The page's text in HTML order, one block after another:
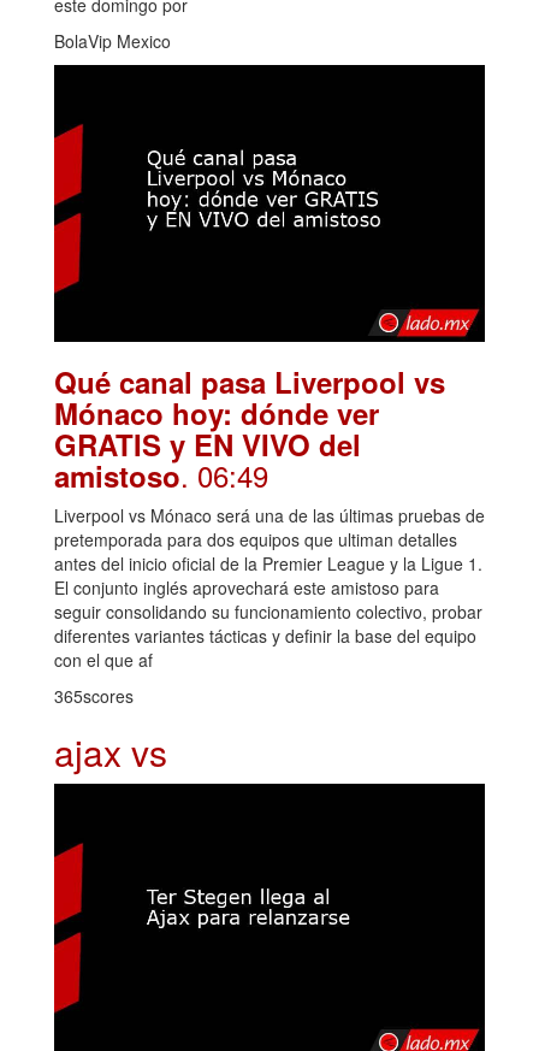
este domingo por
BolaVip Mexico
Qué canal pasa Liverpool vs
Mónaco hoy: dónde ver
GRATIS y EN VIVO del
amistoso. 06:49
Liverpool vs Mónaco será una de las últimas pruebas de
pretemporada para dos equipos que ultiman detalles
antes del inicio oficial de la Premier League y la Ligue 1.
El conjunto inglés aprovechará este amistoso para
seguir consolidando su funcionamiento colectivo, probar
diferentes variantes tácticas y definir la base del equipo
con el que af
365scores
ajax vs